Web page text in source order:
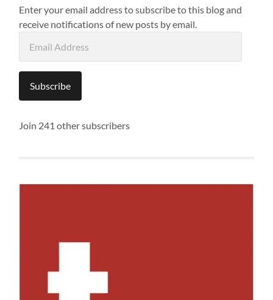
Enter your email address to subscribe to this blog and
receive notifications of new posts by email.
Address
Subscribe
Join 241 other subscribers